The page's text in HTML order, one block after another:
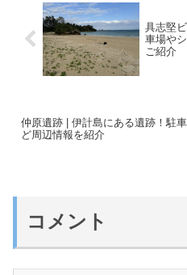
具志堅
車場や
ご紹介
仲原遺跡 | 伊計島にある遺跡！駐
ど周辺情報を紹介
コメント